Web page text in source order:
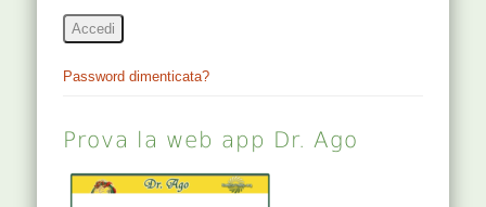
Accedi
Password dimenticata?
Prova la web app Dr. Ago